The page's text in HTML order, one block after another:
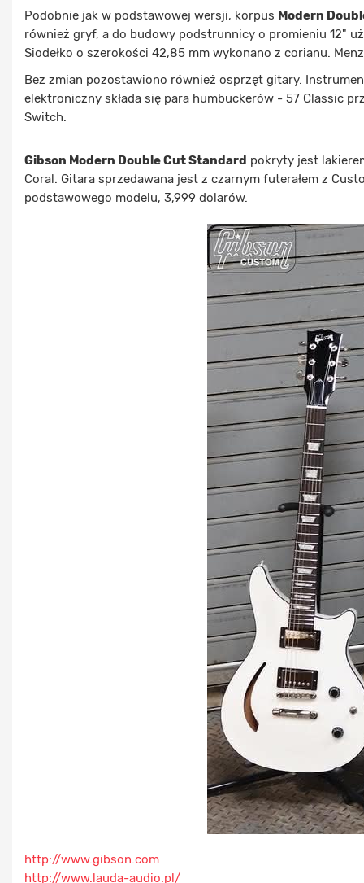
Podobnie jak w podstawowej wersji, korpus Modern
również gryf, a do budowy podstrunnicy o promieniu 12"
Siodełko o szerokości 42,85 mm wykonano z corianu.
Bez zmian pozostawiono również osprzęt gitary.
elektroniczny składa się para humbuckerów - 57 Classic
Switch.
Gibson Modern Double Cut Standard pokryty jest
Coral. Gitara sprzedawana jest z czarnym futerałem z
podstawowego modelu, 3,999 dolarów.
http://www.gibson.com
http://www.lauda-audio.pl/